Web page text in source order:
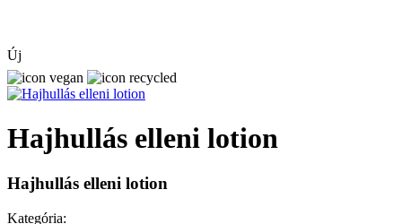
Új
Hajhullás elleni lotion
Hajhullás elleni lotion
Kategória: